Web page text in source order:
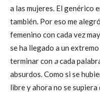
a las mujeres. El genérico
también. Por eso me
femenino con cada vez
se ha llegado a un
terminar con acada
absurdos. Como si se
libre y ahora no se supiera